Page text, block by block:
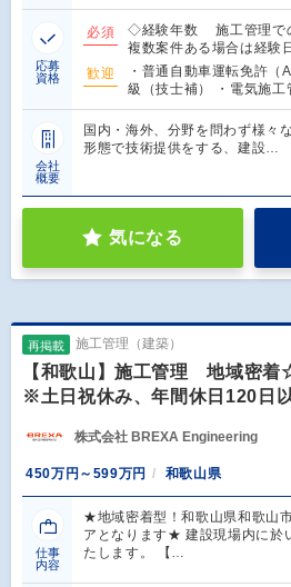
応募
資格
必須
◇経験年数 施工管理
複数案件ある場合は経験
歓迎
・普通自動車運転免許（
級（技士補） ・電気施
会社
概要
国内・海外、分野を問わず様々
形態で技術提供をする、建設…
気になる
再掲載 施工管理（建築）
【和歌山】施工管理 地域密
※土日祝休み、年間休日120日以
株式会社 BREXA Engineering
450万円～599万円 和歌山県
仕事
内容
★地域密着型！和歌山県和歌山
アとなります★ 建設現場内に於
たします。 【…